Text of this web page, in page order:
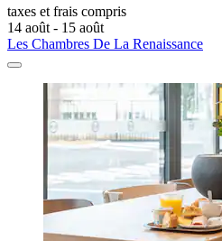
taxes et frais compris
14 août - 15 août
Les Chambres De La Renaissance